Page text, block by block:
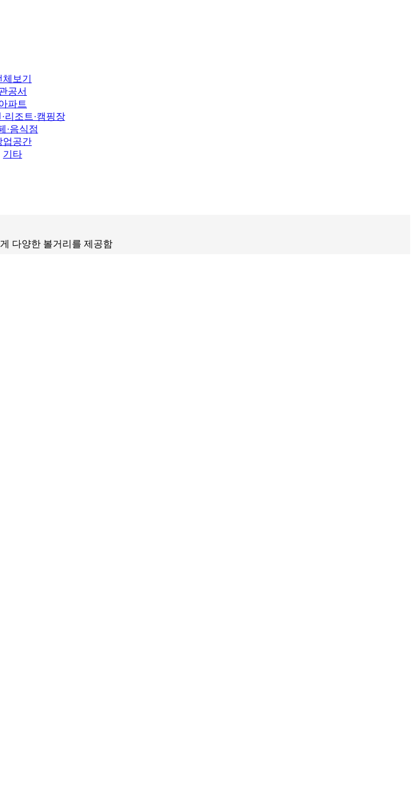
체보기
공서
파트
리조트·캠핑장
·음식점
업공간
기타
다양한 볼거리를 제공함